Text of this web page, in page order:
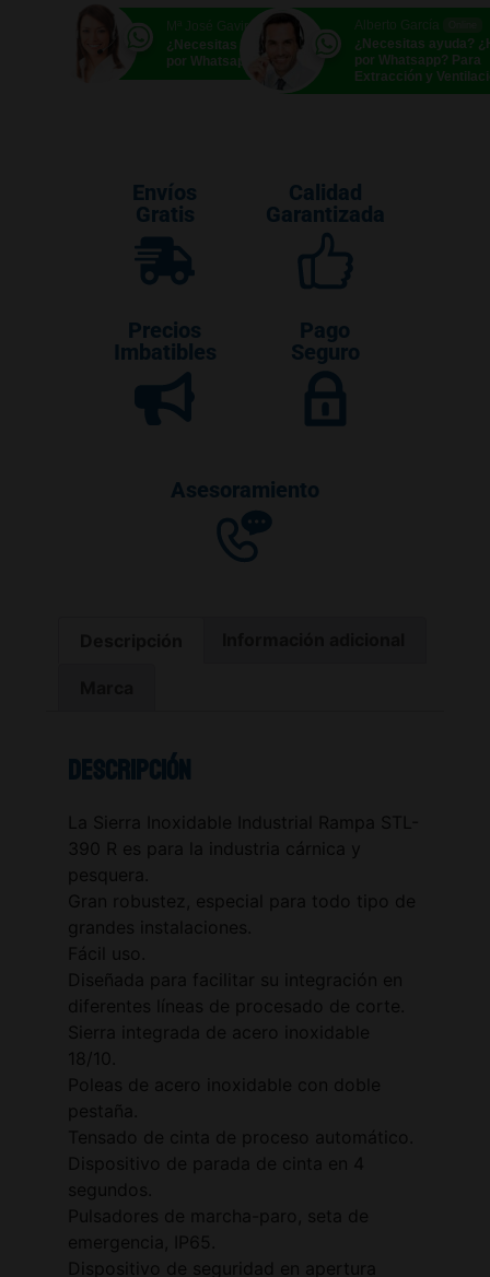
Mª José Gavira Online
¿Necesitas ayuda? ¿Hablamos
por Whatsapp?
¿Necesitas ayuda?
por Whatsapp? Para
Extracción y
Envíos
Gratis
Calidad
Garantizada
Precios
Imbatibles
Pago
Seguro
Asesoramiento
Descripción
La Sierra Inoxidable Industrial Rampa STL-
390 R es para la industria cárnica y
pesquera.
Gran robustez, especial para todo tipo de
grandes instalaciones.
Fácil uso.
Diseñada para facilitar su integración en
diferentes líneas de procesado de corte.
Sierra integrada de acero inoxidable
18/10.
Poleas de acero inoxidable con doble
pestaña.
Tensado de cinta de proceso automático.
Dispositivo de parada de cinta en 4
segundos.
Pulsadores de marcha-paro, seta de
emergencia, IP65.
Dispositivo de seguridad en apertura